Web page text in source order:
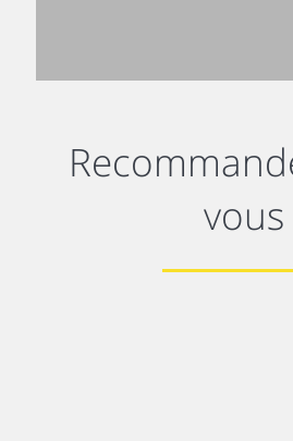
vous